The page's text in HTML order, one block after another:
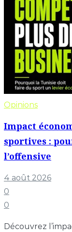
Opinions
Impact
sportives :
l’offensive
4 août 2026
0
0
Découvrez